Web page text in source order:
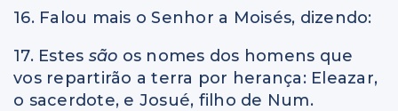
16. Falou mais o Senhor a Moisés, dizendo:
17. Estes são os nomes dos homens que
vos repartirão a terra por herança: Eleazar,
o sacerdote, e Josué, filho de Num.